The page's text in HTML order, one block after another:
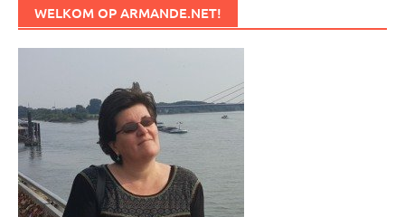
WELKOM OP ARMANDE.NET!